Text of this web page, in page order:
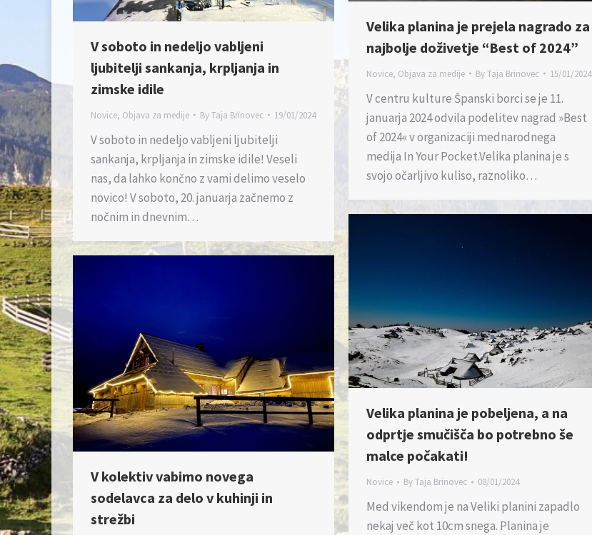
V soboto in nedeljo vabljeni
ljubitelji sankanja, krpljanja in
zimske idile
Novice, Objava za medije ByTaja Brinovec 19/01/2024
V soboto in nedeljo vabljeni ljubitelji
sankanja, krpljanja in zimske idile! Veseli
nas, da lahko končno z vami delimo veselo
novico! V soboto, 20. januarja začnemo z
nočnim in dnevnim…
Velika planina je prejela nagrado za
najbolje doživetje “Best of 2024”
Novice, Objava za medije ByTaja Brinovec 15/01/2024
V centru kulture Španski borci se je 11.
januarja 2024 odvila podelitev nagrad »Best
of 2024« v organizaciji mednarodnega
medija In Your Pocket.Velika planina je s
svojo očarljivo kuliso, raznoliko…
Velika planina je pobeljena, a na
odprtje smučišča bo potrebno še
malce počakati!
Novice ByTaja Brinovec 08/01/2024
Med vikendom je na Veliki planini zapadlo
nekaj več kot 10cm snega. Planina je
V kolektiv vabimo novega
sodelavca za delo v kuhinji in
strežbi